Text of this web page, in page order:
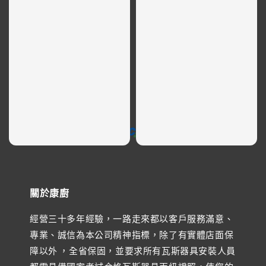
關於康廚
經營三十多年經驗，一路走來都以客戶服務滿意、
專業、誠信為本公司精神指標，除了有實體店面保
障以外 ，全省保固，並要求所有瓦斯器具安裝人員